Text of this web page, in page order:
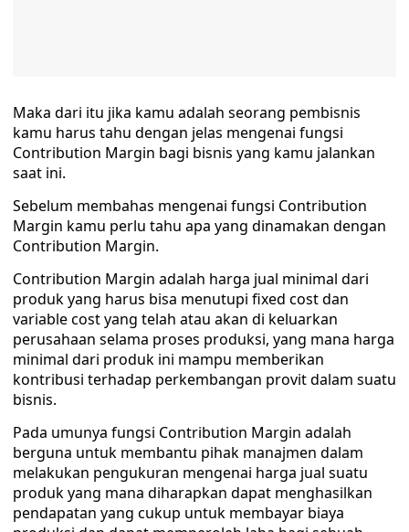
Maka dari itu jika kamu adalah seorang pembisnis
kamu harus tahu dengan jelas mengenai fungsi
Contribution Margin bagi bisnis yang kamu jalankan
saat ini.
Sebelum membahas mengenai fungsi Contribution
Margin kamu perlu tahu apa yang dinamakan dengan
Contribution Margin.
Contribution Margin adalah harga jual minimal dari
produk yang harus bisa menutupi fixed cost dan
variable cost yang telah atau akan di keluarkan
perusahaan selama proses produksi, yang mana harga
minimal dari produk ini mampu memberikan
kontribusi terhadap perkembangan provit dalam suatu
bisnis.
Pada umunya fungsi Contribution Margin adalah
berguna untuk membantu pihak manajmen dalam
melakukan pengukuran mengenai harga jual suatu
produk yang mana diharapkan dapat menghasilkan
pendapatan yang cukup untuk membayar biaya